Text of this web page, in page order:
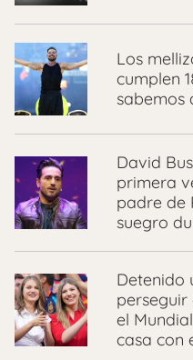
Los
cumplen
sabemos
David
primera
padre de
suegro
Detenido
perseguir
el
casa con